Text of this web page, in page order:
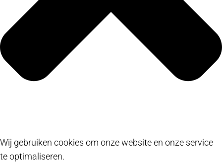
Wij gebruiken cookies om onze website en onze service
te optimaliseren.